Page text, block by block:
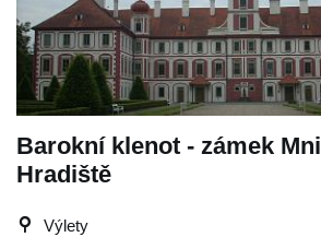
Barokní klenot - zámek
Hradiště
Výlety